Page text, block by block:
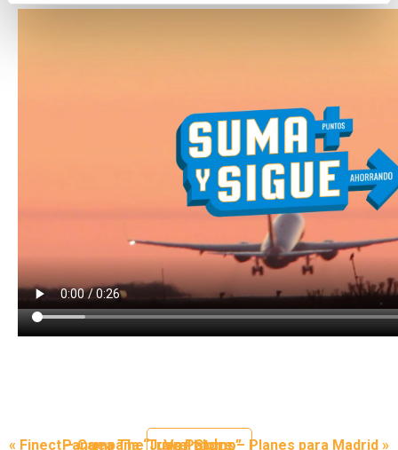
« Finect – Campaña “Juan Palomo”
Ver todos
Pangea The Travel Store – Planes para Madrid »